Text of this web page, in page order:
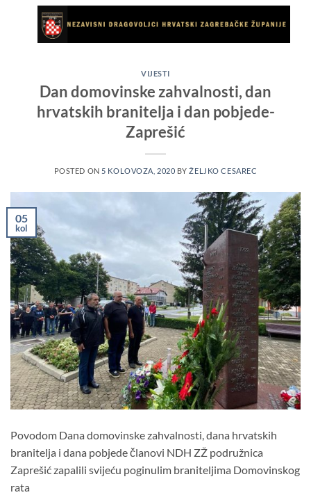
VIJESTI
Dan domovinske zahvalnosti, dan
hrvatskih branitelja i dan pobjede-
Zaprešić
POSTED ON 5 KOLOVOZA, 2020 BYŽELJKO CESAREC
05
kol
Povodom Dana domovinske zahvalnosti, dana hrvatskih
branitelja i dana pobjede članovi NDH ZŽ podružnica
Zaprešić zapalili svijeću poginulim braniteljima Domovinskog
rata